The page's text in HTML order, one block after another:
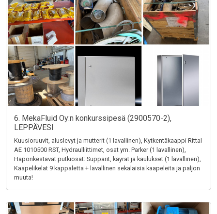
6. MekaFluid Oy:n konkurssipesä (2900570-2),
LEPPÄVESI
Kuusioruuvit, aluslevyt ja mutterit (1 lavallinen), Kytkentäkaappi Rittal
AE 1010500 RST, Hydraulliittimet, osat ym. Parker (1 lavallinen),
Haponkestävät putkiosat: Supparit, käyrät ja kaulukset (1 lavallinen),
Kaapelikelat 9 kappaletta + lavallinen sekalaisia kaapeleita ja paljon
muuta!